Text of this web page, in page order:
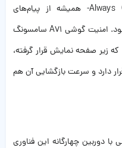
نمایشگر همیشه روشن- Always On Display- همیشه از پیام‌های
دریافتی و نوتیفیکشن‌‌‌ها با خبر خواهید بود. امنیت گوشی A71 سامسونگ
زیر صفحه نمایش قرار گرفته،
دارد و سرعت بازگشایی آن هم
دوربین چهارگانه این فناوری